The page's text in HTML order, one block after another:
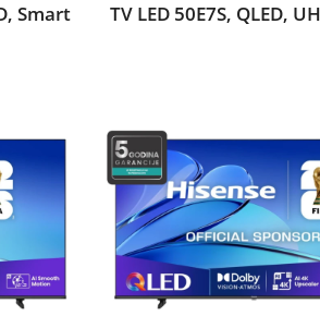
Smart TV LED 50E7S, QLED,